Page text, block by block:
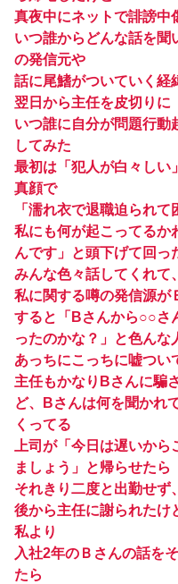
真夜中にネットで誹謗中
いつ誰からどんな話を聞
の発信元や
話に尾鰭がついていく経
翌日から主任を皮切りに
いつ誰に自分が問題行動
してみた
最初は「犯人が白々しい
真顔で
「濡れ衣で退職迫られて
私にも何が起こってるか
んです」と頭下げて回っ
みんな色々話してくれて
私に関する噂の発信源が
すると「Bさんから○○さ
ったのかな？」と色んな
あっちにこっちに嘘つい
主任もかなりBさんに騙
ど、Bさんは何を聞かれ
くってる
上司が「今日は遅いか
ましょう」と帰らせたら
それきり二度と出勤せず
後から主任に謝られたけ
私より
入社2年のＢさんの話を
たら